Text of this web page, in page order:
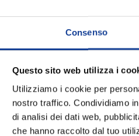
Consenso
Questo sito web utilizza i
Utilizziamo i cookie per
nostro traffico. Condividiamo
di analisi dei dati web,
che hanno raccolto dal tuo
Sport da 60ml è un
estratto di Sambuco e vitamine
e affaticamento, incrementare
e la capacità di
e la resistenza negli sport
sprint finale.